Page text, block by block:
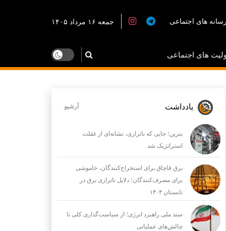
های اجتماعی جمعه ۱۶ مرداد ۱۴۰۵
های اجتماعی
یادداشت آرشیو
بنزین؛ جایی که ناترازی، نشانه‌ای از غفلت
استراتژیک شد
برق قاچاق برای استخراج‌کنندگان، خاموشی
برای مصرف‌کنندگان؛ دلایل ناترازی برق در
تابستان ۱۴۰۴
سند ملی راهبرد انرژی؛ از سیاست‌گذاری کلی تا
چالش‌های عملیاتی